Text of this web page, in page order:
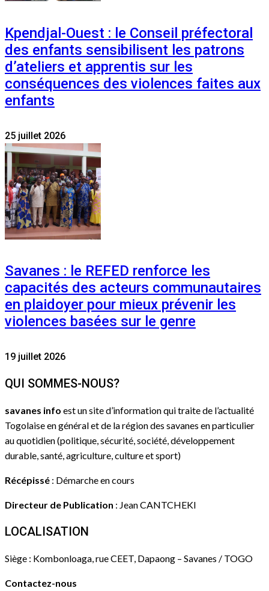
Kpendjal-Ouest : le Conseil préfectoral
des enfants sensibilisent les patrons
d’ateliers et apprentis sur les
conséquences des violences faites aux
enfants
25 juillet 2026
Savanes : le REFED renforce les
capacités des acteurs communautaires
en plaidoyer pour mieux prévenir les
violences basées sur le genre
19 juillet 2026
QUI SOMMES-NOUS?
savanes info est un site d’information qui traite de l’actualité
Togolaise en général et de la région des savanes en particulier
au quotidien (politique, sécurité, société, développement
durable, santé, agriculture, culture et sport)
Récépissé : Démarche en cours
Directeur de Publication : Jean CANTCHEKI
LOCALISATION
Siège : Kombonloaga, rue CEET, Dapaong – Savanes / TOGO
Contactez-nous